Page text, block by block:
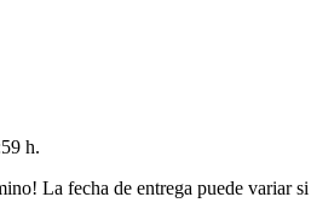
h.
La fecha de entrega puede variar